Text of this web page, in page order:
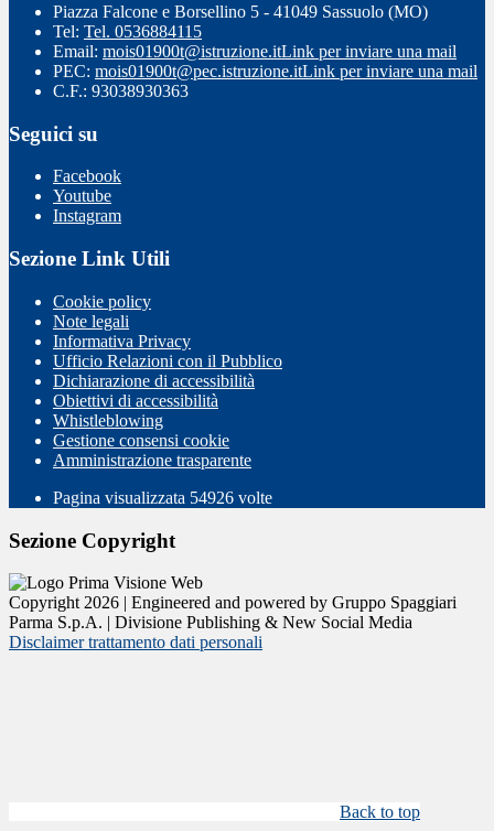
Piazza Falcone e Borsellino 5 - 41049 Sassuolo (MO)
Tel: Tel. 0536884115
Email: mois01900t@istruzione.itLink per inviare una mail
PEC: mois01900t@pec.istruzione.itLink per inviare una mail
C.F.: 93038930363
Seguici su
Facebook
Youtube
Instagram
Sezione Link Utili
Cookie policy
Note legali
Informativa Privacy
Ufficio Relazioni con il Pubblico
Dichiarazione di accessibilità
Obiettivi di accessibilità
Whistleblowing
Gestione consensi cookie
Amministrazione trasparente
Pagina visualizzata 54926 volte
Sezione Copyright
Copyright 2026 | Engineered and powered by Gruppo Spaggiari
Parma S.p.A. | Divisione Publishing & New Social Media
Disclaimer trattamento dati personali
Back to top